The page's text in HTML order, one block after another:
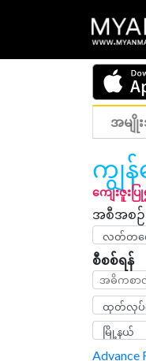
အမျို
ကျွန်
ကျေးဇူးပြု
အစီအစ
စီစစ်ရန်
Advance